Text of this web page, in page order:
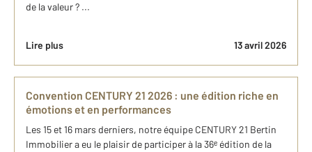
de la valeur ? ...
Lire plus 13 avril 2026
Convention CENTURY 21 2026 : une édition riche en
émotions et en performances
Les 15 et 16 mars derniers, notre équipe CENTURY 21 Bertin
Immobilier a eu le plaisir de participer à la 36ᵉ édition de la